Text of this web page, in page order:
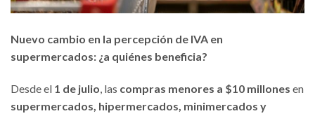
Nuevo cambio en la percepción de IVA en
supermercados: ¿a quiénes beneficia?
Desde el 1 de julio, las compras menores a $10 millones en
supermercados, hipermercados, minimercados y